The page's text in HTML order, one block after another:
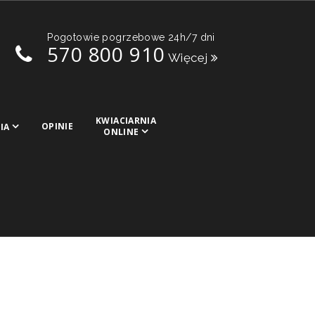
Pogotowie pogrzebowe 24h/7 dni
570 800 910 Więcej
OPINIE
KWIACIARNIA
ONLINE